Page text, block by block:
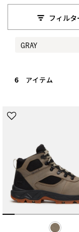
フィルタ
GRAY
6 アイテム